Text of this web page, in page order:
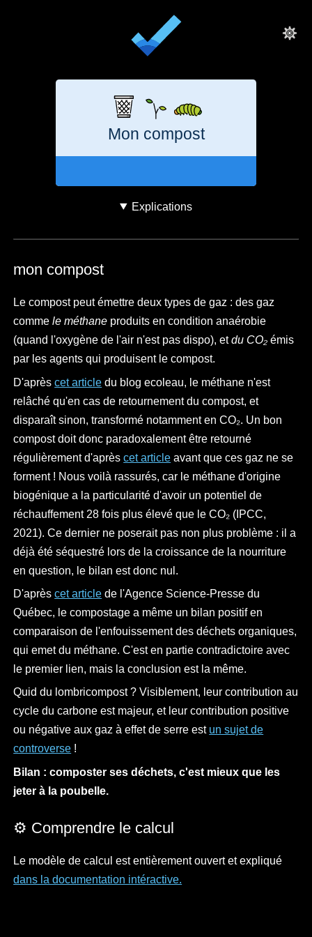
Mon compost
Explications
mon compost
Le compost peut émettre deux types de gaz : des gaz
commele méthane produits en condition anaérobie
(quand l'oxygène de l'air n'est pas dispo), etdu CO₂ émis
par les agents qui produisent le compost.
D'aprèscet article du blog ecoleau, le méthane n'est
relâché qu'en cas de retournement du compost, et
disparaît sinon, transformé notamment en CO₂. Un bon
compost doit donc paradoxalement être retourné
régulièrement d'aprèscet article avant que ces gaz ne se
forment ! Nous voilà rassurés, car le méthane d'origine
biogénique a la particularité d'avoir un potentiel de
réchauffement 28 fois plus élevé que le CO₂ (IPCC,
2021). Ce dernier ne poserait pas non plus problème : il a
déjà été séquestré lors de la croissance de la nourriture
en question, le bilan est donc nul.
D'aprèscet article de l'Agence Science-Presse du
Québec, le compostage a même un bilan positif en
comparaison de l'enfouissement des déchets organiques,
qui emet du méthane. C'est en partie contradictoire avec
le premier lien, mais la conclusion est la même.
Quid du lombricompost ? Visiblement, leur contribution au
cycle du carbone est majeur, et leur contribution positive
ou négative aux gaz à effet de serre est un sujet de
controverse !
Bilan : composter ses déchets, c'est mieux que les
jeter à la poubelle.
⚙️ Comprendre le calcul
Le modèle de calcul est entièrement ouvert et expliqué
dans la documentation intéractive.